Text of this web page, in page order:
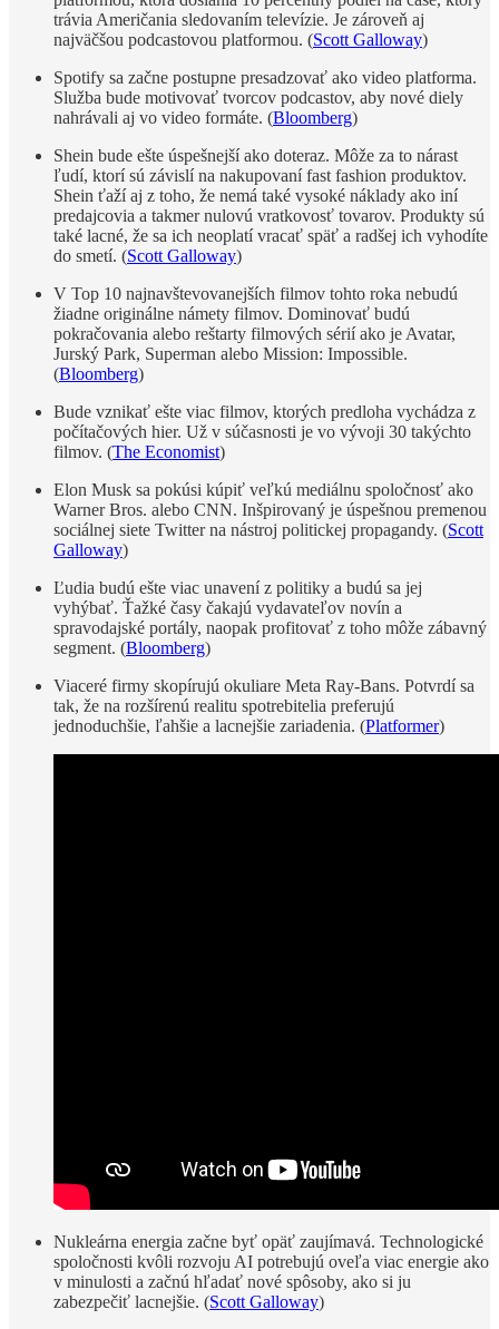
trávia Američania sledovaním televízie. Je zároveň aj
najväčšou podcastovou platformou. (Scott Galloway)
Spotify sa začne postupne presadzovať ako video platforma.
Služba bude motivovať tvorcov podcastov, aby nové diely
nahrávali aj vo video formáte. (Bloomberg)
Shein bude ešte úspešnejší ako doteraz. Môže za to nárast
ľudí, ktorí sú závislí na nakupovaní fast fashion produktov.
Shein ťaží aj z toho, že nemá také vysoké náklady ako iní
predajcovia a takmer nulovú vratkovosť tovarov. Produkty sú
také lacné, že sa ich neoplatí vracať späť a radšej ich vyhodíte
do smetí. (Scott Galloway)
V Top 10 najnavštevovanejších filmov tohto roka nebudú
žiadne originálne námety filmov. Dominovať budú
pokračovania alebo reštarty filmových sérií ako je Avatar,
Jurský Park, Superman alebo Mission: Impossible.
(Bloomberg)
Bude vznikať ešte viac filmov, ktorých predloha vychádza z
počítačových hier. Už v súčasnosti je vo vývoji 30 takýchto
filmov. (The Economist)
Elon Musk sa pokúsi kúpiť veľkú mediálnu spoločnosť ako
Warner Bros. alebo CNN. Inšpirovaný je úspešnou premenou
sociálnej siete Twitter na nástroj politickej propagandy. (Scott
Galloway)
Ľudia budú ešte viac unavení z politiky a budú sa jej
vyhýbať. Ťažké časy čakajú vydavateľov novín a
spravodajské portály, naopak profitovať z toho môže zábavný
segment. (Bloomberg)
Viaceré firmy skopírujú okuliare Meta Ray-Bans. Potvrdí sa
tak, že na rozšírenú realitu spotrebitelia preferujú
jednoduchšie, ľahšie a lacnejšie zariadenia. (Platformer)
Nukleárna energia začne byť opäť zaujímavá. Technologické
spoločnosti kvôli rozvoju AI potrebujú oveľa viac energie ako
v minulosti a začnú hľadať nové spôsoby, ako si ju
zabezpečiť lacnejšie. (Scott Galloway)